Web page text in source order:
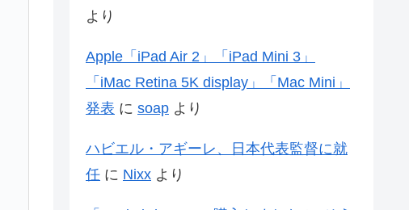
より
Apple「iPad Air 2」「iPad Mini 3」
「iMac Retina 5K display」「Mac Mini」
発表 に soap より
ハビエル・アギーレ、日本代表監督に就
任 に Nixx より